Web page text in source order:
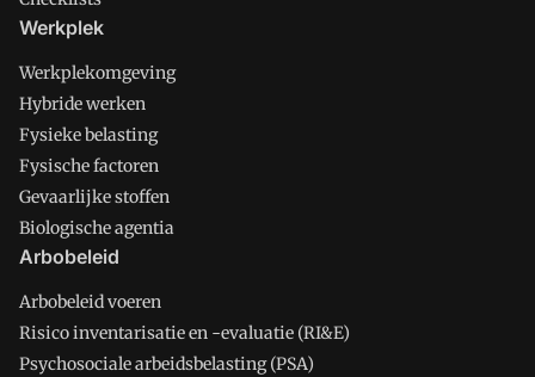
Werkplek
Werkplekomgeving
Hybride werken
Fysieke belasting
Fysische factoren
Gevaarlijke stoffen
Biologische agentia
Arbobeleid
Arbobeleid voeren
Risico inventarisatie en -evaluatie (RI&E)
Psychosociale arbeidsbelasting (PSA)